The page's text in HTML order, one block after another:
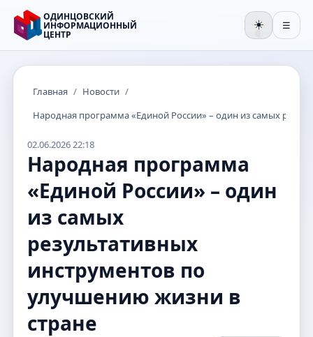
ОДИНЦОВСКИЙ
ИНФОРМАЦИОННЫЙ
ЦЕНТР
☀️ ☰
Главная / Новости /
Народная программа «Единой России» – один из самых
02.06.2026 22:18
Народная программа
«Единой России» – один
из самых
результативных
инструментов по
улучшению жизни в
стране